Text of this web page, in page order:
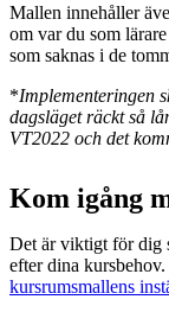
Mallen innehåller
om var du som
som saknas i de
*Implementeringen
dagsläget räckt så
VT2022 och det
Kom igång
Det är viktigt för dig
efter dina
kursrumsmallens